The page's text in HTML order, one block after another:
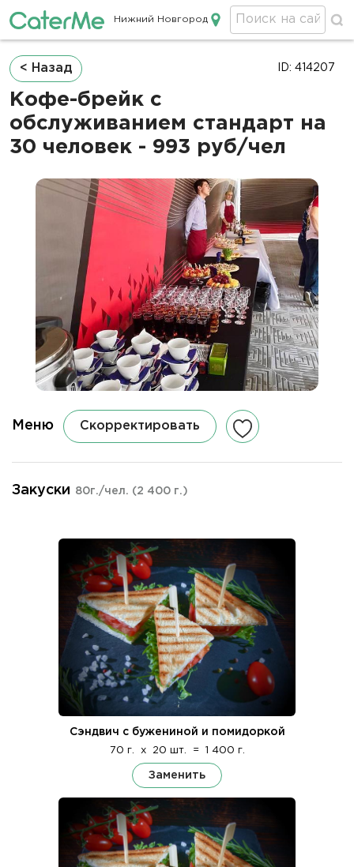
Кейтеринг в Нижнем Новгороде
Нижний Новгород
Строка
навигации
< Назад
Кофе-брейк с
обслуживанием стандарт на
30 человек - 993 руб/чел
ID: 414207
Меню Скорректировать
Закуски 80г./чел. (2 400 г.)
Сэндвич с бужениной и помидоркой
70 г. x 20 шт. = 1 400 г.
Заменить